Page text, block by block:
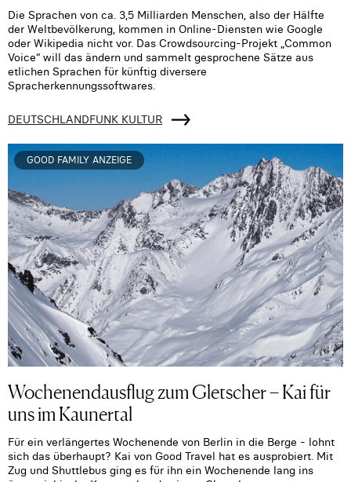
Die Sprachen von ca. 3,5 Milliarden Menschen, also der Hälfte
der Weltbevölkerung, kommen in Online-Diensten wie Google
oder Wikipedia nicht vor. Das Crowdsourcing-Projekt „Common
Voice“ will das ändern und sammelt gesprochene Sätze aus
etlichen Sprachen für künftig diversere
Spracherkennungssoftwares.
DEUTSCHLANDFUNK KULTUR
GOOD FAMILY ANZEIGE
Wochenendausflug zum Gletscher – Kai für
uns im Kaunertal
Für ein verlängertes Wochenende von Berlin in die Berge - lohnt
sich das überhaupt? Kai von Good Travel hat es ausprobiert. Mit
Zug und Shuttlebus ging es für ihn ein Wochenende lang ins